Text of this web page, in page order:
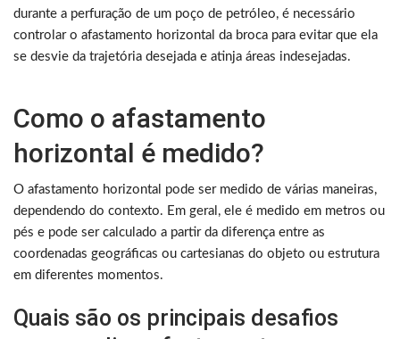
durante a perfuração de um poço de petróleo, é necessário
controlar o afastamento horizontal da broca para evitar que ela
se desvie da trajetória desejada e atinja áreas indesejadas.
Como o afastamento
horizontal é medido?
O afastamento horizontal pode ser medido de várias maneiras,
dependendo do contexto. Em geral, ele é medido em metros ou
pés e pode ser calculado a partir da diferença entre as
coordenadas geográficas ou cartesianas do objeto ou estrutura
em diferentes momentos.
Quais são os principais desafios